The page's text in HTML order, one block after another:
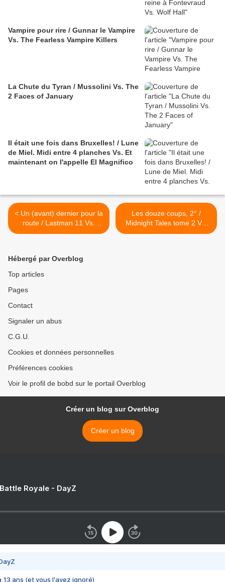
Vampire pour rire / Gunnar le Vampire
Vs. The Fearless Vampire Killers
La Chute du Tyran / Mussolini Vs. The
2 Faces of January
Il était une fois dans Bruxelles! / Lune
de Miel. Midi entre 4 planches Vs. Et
maintenant on l'appelle El Magnifico
< Un (avant) dernier pour la
route / Lastman 11 Vs.
Ghoulies
Les douze coups, 2° /
Midnight Tales tome 2 Vs.
Men who hate women >
Hébergé par Overblog
Top articles
Pages
Contact
Signaler un abus
C.G.U.
Cookies et données personnelles
Préférences cookies
Voir le profil de bobd sur le portail Overblog
Créer un blog sur Overblog
Créer un blog
Royale - DayZ
13 ans (et vous l'avez ignoré)